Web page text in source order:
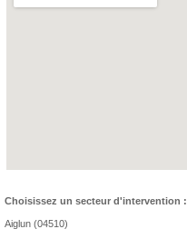
Choisissez un secteur d'intervention :
Aiglun (04510)